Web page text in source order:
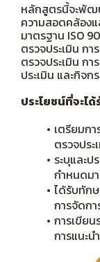
หลักสูตรนี้จะพัฒน
ความสอดคล้องแ
มาตรฐาน ISO
ตรวจประเมิน กา
ตรวจประเมิน กา
ประเมิน และกิจ
ประโยชน์ที่จะได้
เตรียมก
ตรวจประ
ระบุและป
กำหนดม
ได้รับทักษ
การจัดก
การเขียน
การแนะน